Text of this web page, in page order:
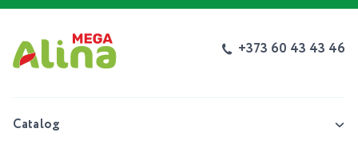
+373 60 43 43 46
Catalog